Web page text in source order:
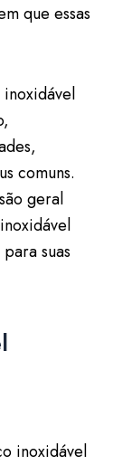
que essas
comuns.
geral
suas
inoxidável